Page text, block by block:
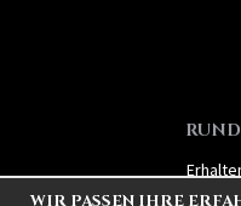
WIR PASSEN IHRE